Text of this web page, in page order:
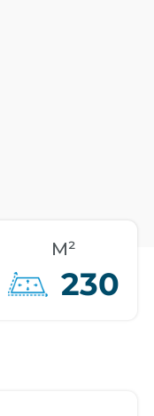
M²
230